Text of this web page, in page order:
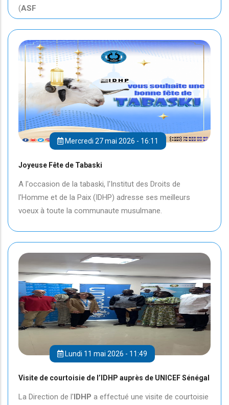
(ASF
Mercredi 27 mai 2026 - 16:11
Joyeuse Fête de Tabaski
A l'occasion de la tabaski, l'Institut des Droits de
l'Homme et de la Paix (IDHP) adresse ses meilleurs
voeux à toute la communaute musulmane.
Lundi 11 mai 2026 - 11:49
Visite de courtoisie de l’IDHP auprès de UNICEF Sénégal
La Direction de l'IDHP a effectué une visite de courtoisie